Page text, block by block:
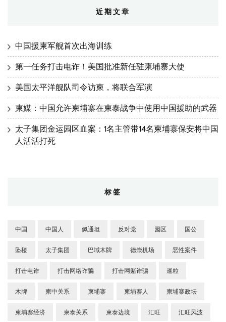
近期文章
中国援柬军舰首次出海训练
第一任务打击电诈！美国批准新任驻柬埔寨大使
美国太平洋舰队司令访柬，将联合军演
柬媒：中国允许柬埔寨在柬泰战争中使用中国援助的武器
太子集团金运园区血案：1名主管带14名柬埔寨保安将中国
人活活打死
标签
中国 中国人 佩通坦 反对党 园区 国公
坠楼 太子集团 巴域木牌 德崇机场 恶性案件
打击电诈 打击网络诈骗 打击网赌诈骗 暹粒
木牌 柬中关系 柬埔寨 柬埔寨人 柬埔寨政坛
柬埔寨经济 柬泰关系 柬泰边境 汇旺 汇旺风波